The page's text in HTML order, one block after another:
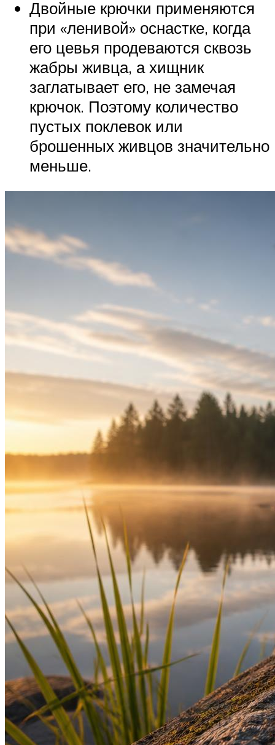
Двойные крючки применяются
при «ленивой» оснастке, когда
его цевья продеваются сквозь
жабры живца, а хищник
заглатывает его, не замечая
крючок. Поэтому количество
пустых поклевок или
брошенных живцов значительно
меньше.